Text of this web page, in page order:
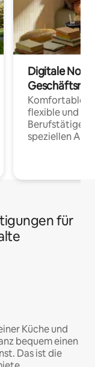
Digitale
Komfortable
flexible und
Berufstätige
speziellen
für
Küche und
bequem einen
Das ist die